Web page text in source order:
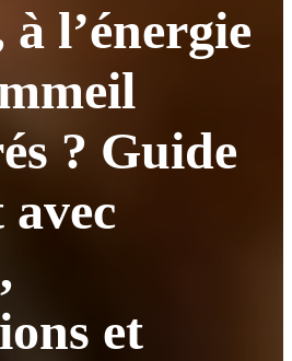
l’énergie
? Guide
et